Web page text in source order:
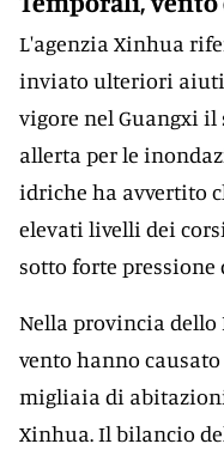
L'agenzia Xinhua
inviato ulteriori aiuti
vigore nel Guangxi
allerta per le
idriche ha avvertito
elevati livelli dei
sotto forte pressione
Nella provincia dello
vento hanno
migliaia di
Xinhua. Il bilancio